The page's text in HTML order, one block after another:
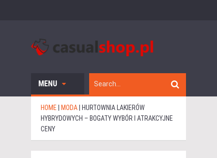
MENU
HOME MODA
HURTOWNIA LAKIERÓW
HYBRYDOWYCH – BOGATY WYBÓR I ATRAKCYJNE
CENY